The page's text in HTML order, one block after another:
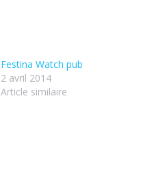
Festina Watch pub
2 avril 2014
Article similaire